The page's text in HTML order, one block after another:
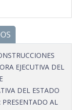
EJECUTIVA DEL
DEL ESTADO
PRESENTADO AL